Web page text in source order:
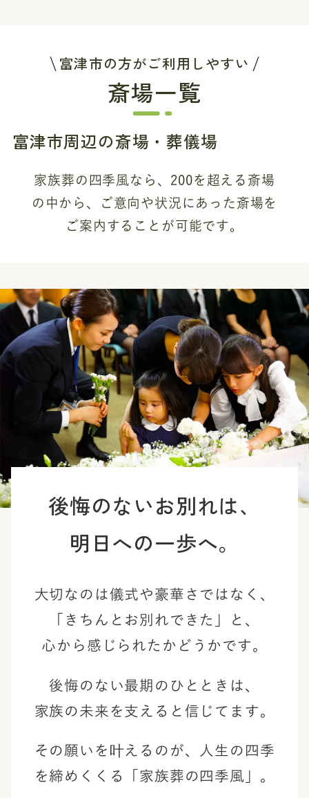
富津市の方がご利用しやすい
斎場一覧
富津市周辺の斎場・葬儀場
家族葬の四季風なら、200を超える斎場
の中から、
ご意向や状況にあった斎場を
ご案内することが可能です。
後悔のないお別れは、
明日への一歩へ。
大切なのは儀式や豪華さではなく、
「きちんとお別れできた」と、
心から感じられたかどうかです。
後悔のない最期のひとときは、
家族の未来を支えると信じてます。
その願いを叶えるのが、
人生の四季
を締めくくる「家族葬の四季風」。